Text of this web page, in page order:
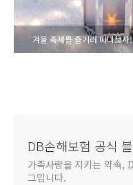
겨울 축제를 즐기러 떠나보자!
DB손해보험 공식
가족사랑을 지키는 약속,
그입니다.